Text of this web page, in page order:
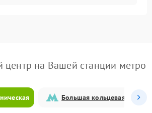
на Вашей станции метро
Большая кольцевая